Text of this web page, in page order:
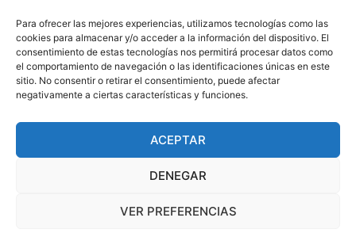
Para ofrecer las mejores experiencias, utilizamos tecnologías como las
cookies para almacenar y/o acceder a la información del dispositivo. El
consentimiento de estas tecnologías nos permitirá procesar datos como
el comportamiento de navegación o las identificaciones únicas en este
sitio. No consentir o retirar el consentimiento, puede afectar
negativamente a ciertas características y funciones.
ACEPTAR
DENEGAR
VER PREFERENCIAS
SÁBADOS DE 10:00H A 14:00H (CITA PREVIA)
HORARIO ALMACÉN
LUNES A VIERNES DE 7:30H A 17:30H
ENTÉRATE DE TODO
Copyright © 2026 Bigmat Fontecha | Diseñado por